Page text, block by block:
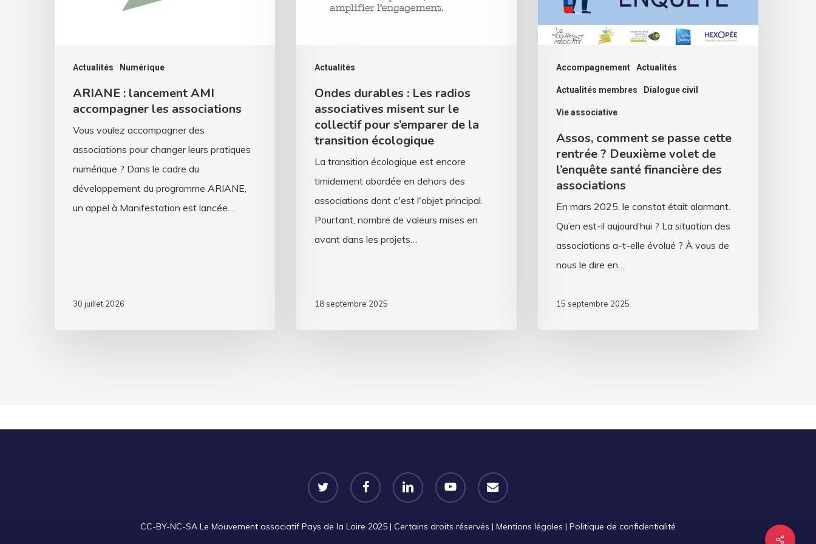
Actualités Numérique
ARIANE : lancement AMI
accompagner les associations
Vous voulez accompagner des
associations pour changer leurs pratiques
numérique ? Dans le cadre du
développement du programme ARIANE,
un appel à Manifestation est lancée…
30 juillet 2026
Actualités
associatives
s’emparer
transition
écologique
Ondes durables : Les radios
associatives misent sur le
collectif pour s’emparer de la
transition écologique
La transition écologique est encore
timidement abordée en dehors des
associations dont c'est l'objet principal.
Pourtant, nombre de valeurs mises en
avant dans les projets…
18 septembre 2025
Accompagnement Actualités
Actualités membres Dialogue civil
Vie associative
rentrée
?
Deuxième
volet
financière
associations
Assos, comment se passe cette
rentrée ? Deuxième volet de
l’enquête santé financière des
associations
En mars 2025, le constat était alarmant.
Qu’en est-il aujourd’hui ? La situation des
associations a-t-elle évolué ? À vous de
nous le dire en…
15 septembre 2025
Share
twitter facebook linkedin youtube email
CC-BY-NC-SA Le Mouvement associatif Pays de la Loire 2025 | Certains droits réservés | Mentions légales | Politique de confidentialité